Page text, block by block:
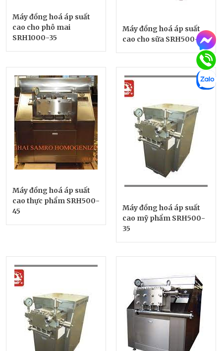
Máy đồng hoá áp suất
cao cho phô mai
SRH1000-35
Máy đồng hoá áp suất
cao cho sữa SRH500-70
Máy đồng hoá áp suất
cao thực phẩm SRH500-
45
Máy đồng hoá áp suất
cao mỹ phẩm SRH500-
35